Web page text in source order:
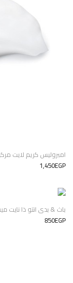
امبروليس كريم لايت مركز
1,450EGP
باث & بدى انتو ذا نايت
850EGP